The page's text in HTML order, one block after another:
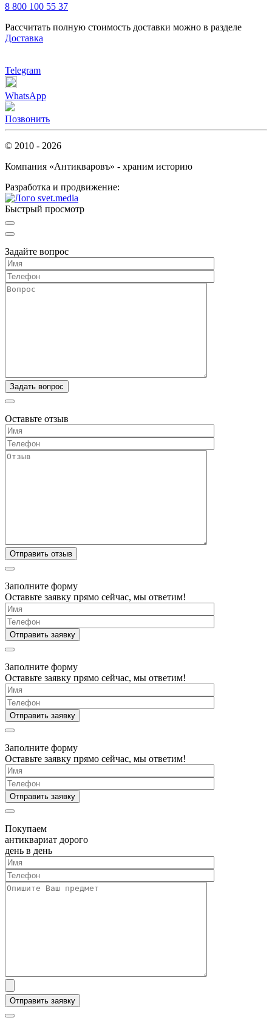
8 800 100 55 37
Рассчитать полную стоимость доставки можно в разделе
Доставка
Telegram
WhatsApp
Позвонить
© 2010 - 2026
Компания «Антикваровъ» - храним историю
Разработка и продвижение:
Быстрый просмотр
Задайте вопрос
Оставьте отзыв
Заполните форму
Оставьте заявку прямо сейчас, мы ответим!
Заполните форму
Оставьте заявку прямо сейчас, мы ответим!
Заполните форму
Оставьте заявку прямо сейчас, мы ответим!
Покупаем
антиквариат дорого
день в день